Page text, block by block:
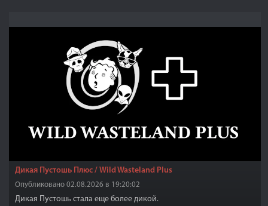
Дикая Пустошь Плюс / Wild Wasteland Plus
Опубликовано 02.08.2026 в 19:20:02
Дикая Пустошь стала еще более дикой.